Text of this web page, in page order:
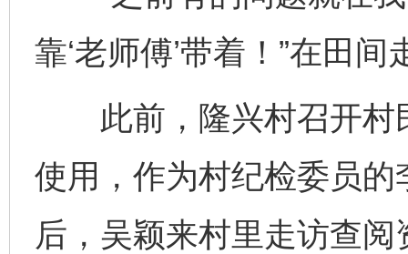
靠‘老师傅’带着！”在田
此前，隆兴村召开村
使用，作为村纪检委员
后，吴颖来村里走访查